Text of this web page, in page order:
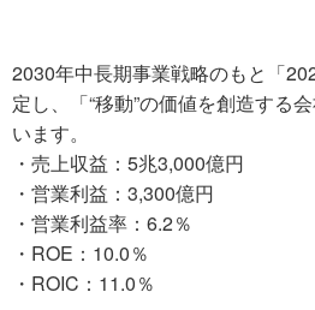
2030年中長期事業戦略のもと「
定し、「“移動”の価値を創造する
います。
・売上収益：5兆3,000億円
・営業利益：3,300億円
・営業利益率：6.2％
・ROE：10.0％
・ROIC：11.0％